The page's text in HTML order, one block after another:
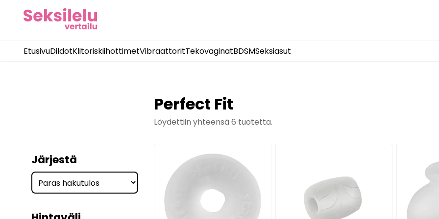
EtusivuDildotKlitoriskiihottimetVibraattoritTekovaginatBDSMSeksiasut
Perfect Fit
Löydettiin yhteensä 6 tuotetta.
Järjestä